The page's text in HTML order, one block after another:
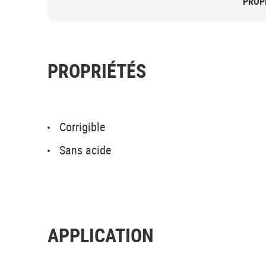
PROPRIÉTÉS
Corrigible
Sans acide
APPLICATION